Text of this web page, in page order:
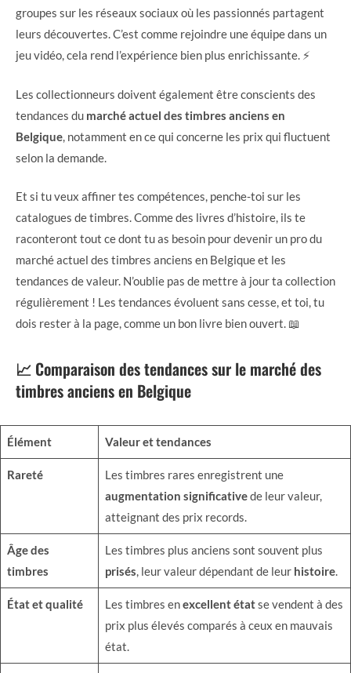
groupes sur les réseaux sociaux où les passionnés partagent
leurs découvertes. C’est comme rejoindre une équipe dans un
jeu vidéo, cela rend l’expérience bien plus enrichissante. ⚡
Les collectionneurs doivent également être conscients des
tendances du marché actuel des timbres anciens en
Belgique, notamment en ce qui concerne les prix qui fluctuent
selon la demande.
Et si tu veux affiner tes compétences, penche-toi sur les
catalogues de timbres. Comme des livres d’histoire, ils te
raconteront tout ce dont tu as besoin pour devenir un pro du
marché actuel des timbres anciens en Belgique et les
tendances de valeur. N’oublie pas de mettre à jour ta collection
régulièrement ! Les tendances évoluent sans cesse, et toi, tu
dois rester à la page, comme un bon livre bien ouvert. 📖
📈 Comparaison des tendances sur le marché des
timbres anciens en Belgique
Élément Valeur et tendances
Rareté
Les timbres rares enregistrent une
augmentation significativede leur valeur,
atteignant des prix records.
Âge des
timbres
Les timbres plus anciens sont souvent plus
prisés, leur valeur dépendant de leur histoire.
État et qualité Les timbres enexcellent étatse vendent à des
prix plus élevés comparés à ceux en mauvais
état.